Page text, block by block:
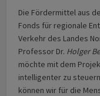
Die Fördermittel aus
Fonds für regionale
Verkehr des Landes
Professor Dr. Holger
möchte mit dem
intelligenter zu
können wir für die